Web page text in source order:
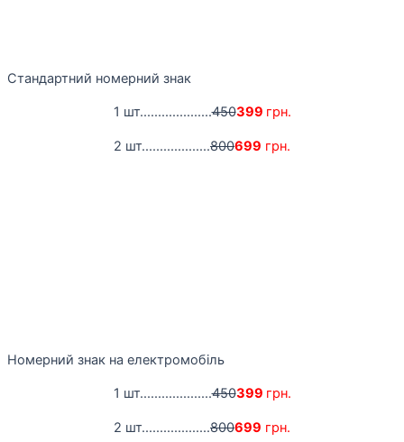
Стандартний номерний знак
1 шт....................450399 грн.
2 шт...................800699 грн.
Номерний знак на електромобіль
1 шт....................450399 грн.
2 шт...................800699 грн.